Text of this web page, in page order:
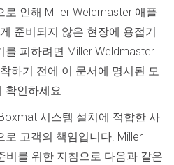
인해 Miller Weldmaster 애플
준비되지 않은 현장에 용접기
를 피하려면 Miller Weldmaster
하기 전에 이 문서에 명시된 모
확인하세요.
시스템 설치에 적합한 사
고객의 책임입니다. Miller
비를 위한 지침으로 다음과 같은